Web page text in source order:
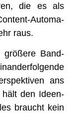
die es als
Auto­ma­
raus.
grö­ße­re Band­
ans
hält den Ideen­
braucht kein